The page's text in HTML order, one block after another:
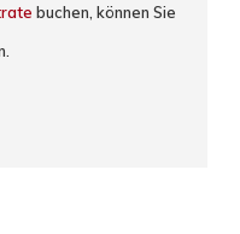
buchen, können Sie